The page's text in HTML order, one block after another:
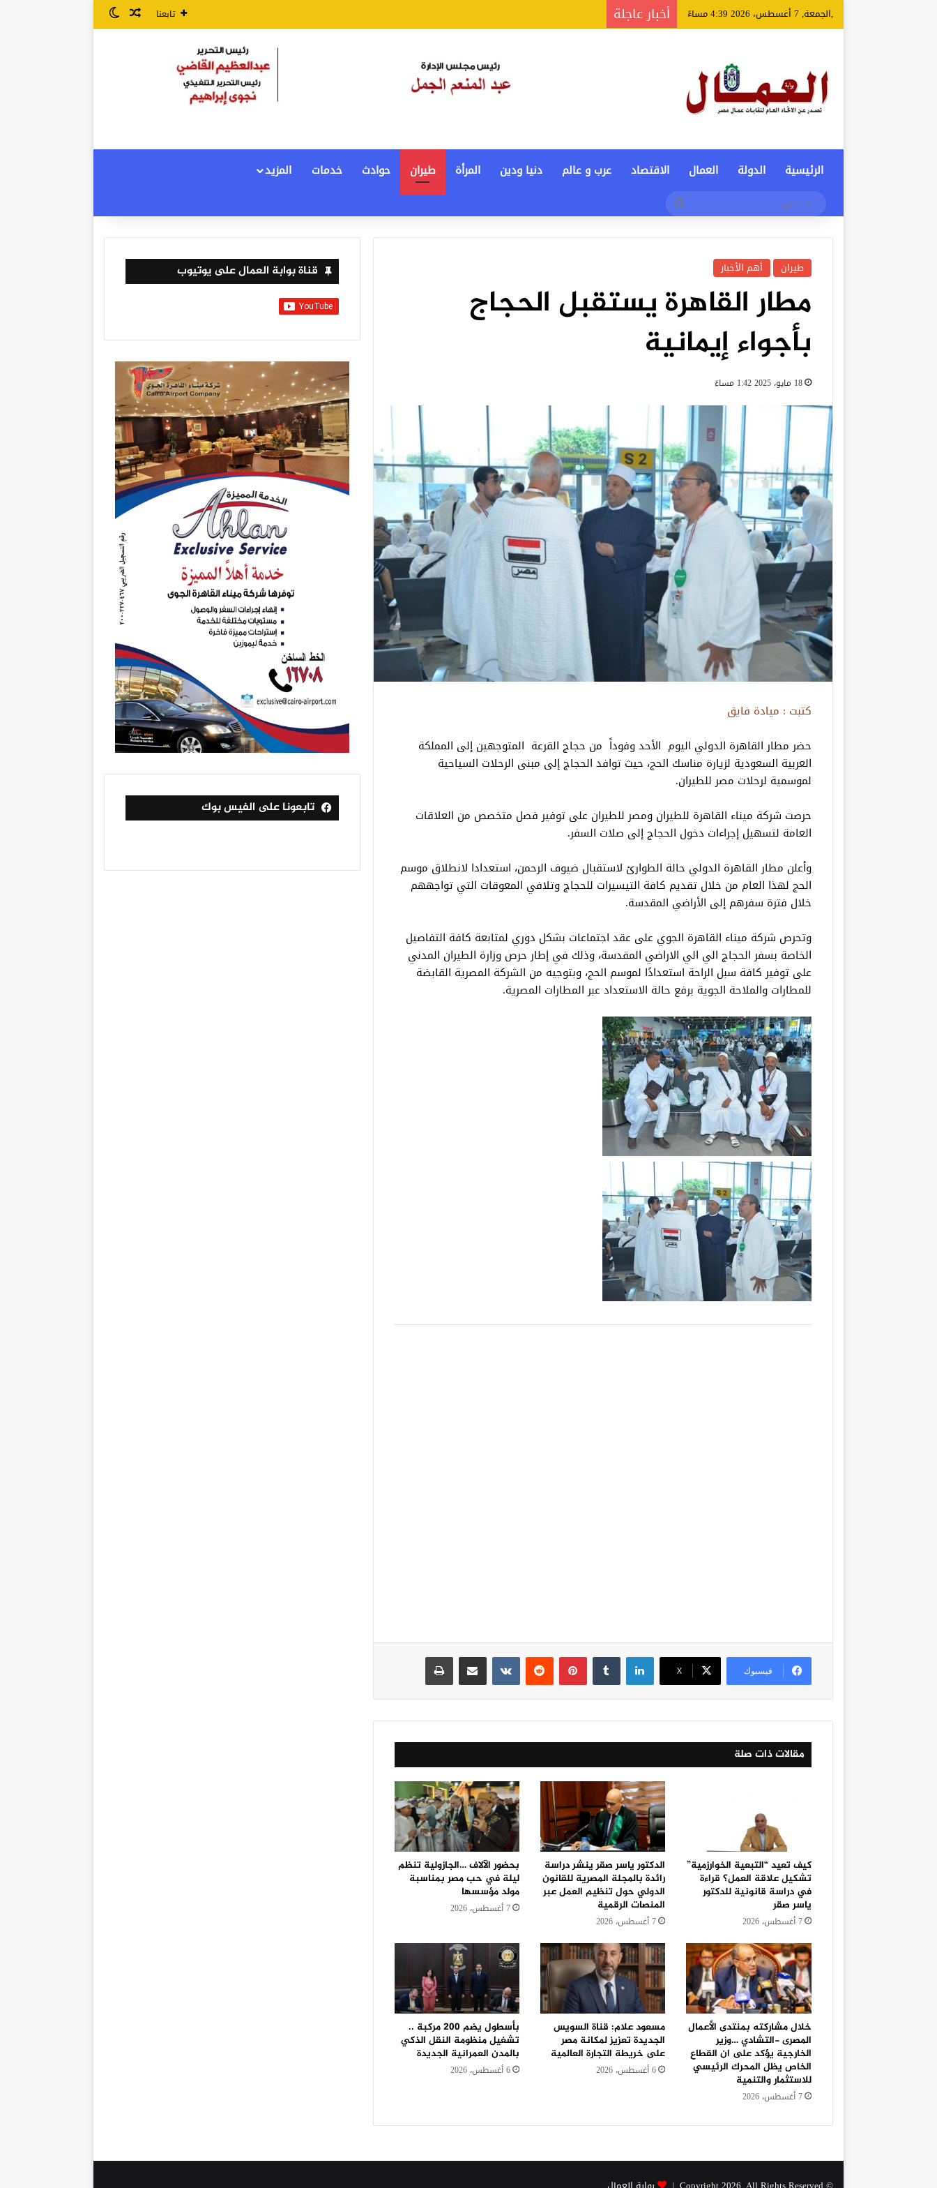
,الجمعة, 7 أغسطس، 2026 4:39 مساءً أخبار عاجلة تابعنا مقال عشوائي
الوضع المظلم
الرئيسية الدولة العمال الاقتصاد عرب و عالم دنيا ودين المرأة طيران حوادث خدمات
المزيد
طيران أهم الأخبار
مطار القاهرة يستقبل الحجاج
بأجواء إيمانية
18 مايو، 2025 1:42 مساءً
كتبت : ميادة فايق
حضر مطار القاهرة الدولي اليوم الأحد وفوداً من حجاج القرعة المتوجهين إلى المملكة
العربية السعودية لزيارة مناسك الحج، حيث توافد الحجاج إلى مبنى الرحلات السياحية
لموسمية لرحلات مصر للطيران.
حرصت شركة ميناء القاهرة للطيران ومصر للطيران على توفير فصل متخصص من العلاقات
العامة لتسهيل إجراءات دخول الحجاج إلى صلات السفر.
وأعلن مطار القاهرة الدولي حالة الطوارئ لاستقبال ضيوف الرحمن، استعدادا لانطلاق موسم
الحج لهذا العام من خلال تقديم كافة التيسيرات للحجاج وتلافي المعوقات التي تواجههم
خلال فترة سفرهم إلى الأراضي المقدسة.
وتحرص شركة ميناء القاهرة الجوي على عقد اجتماعات بشكل دوري لمتابعة كافة التفاصيل
الخاصة بسفر الحجاج الي الي الاراضي المقدسة، وذلك في إطار حرص وزارة الطيران المدني
على توفير كافة سبل الراحة استعدادًا لموسم الحج، وبتوجيه من الشركة المصرية القابضة
للمطارات والملاحة الجوية برفع حالة الاستعداد عبر المطارات المصرية.
فيسبوك ‫X
لينكدإن بينتيريست
مقالات ذات صلة
كيف تعيد “التبعية الخوارزمية”
تشكيل علاقة العمل؟ قراءة
في دراسة قانونية للدكتور
ياسر صقر
7 أغسطس، 2026
الدكتور ياسر صقر ينشر دراسة
رائدة بالمجلة المصرية للقانون
الدولي حول تنظيم العمل عبر
المنصات الرقمية
7 أغسطس، 2026
بحضور الآلاف …الجازولية تنظم
ليلة في حب مصر بمناسبة
مولد مؤسسها
7 أغسطس، 2026
خلال مشاركته بمنتدى الأعمال
المصرى -التشادي …وزير
الخارجية يؤكد على ان القطاع
الخاص يظل المحرك الرئيسي
للاستثمار والتنمية
7 أغسطس، 2026
مسعود علام: قناة السويس
الجديدة تعزيز لمكانة مصر
على خريطة التجارة العالمية
6 أغسطس، 2026
بأسطول يضم 200 مركبة ..
تشغيل منظومة النقل الذكي
بالمدن العمرانية الجديدة
6 أغسطس، 2026
قناة بوابة العمال على يوتيوب
تابعونا على الفيس بوك